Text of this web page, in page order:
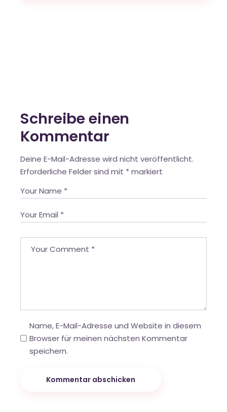
Schreibe einen
Kommentar
Deine E-Mail-Adresse wird nicht veröffentlicht.
Erforderliche Felder sind mit * markiert
Name, E-Mail-Adresse und Website in diesem
Browser für meinen nächsten Kommentar
speichern.
Kommentar abschicken